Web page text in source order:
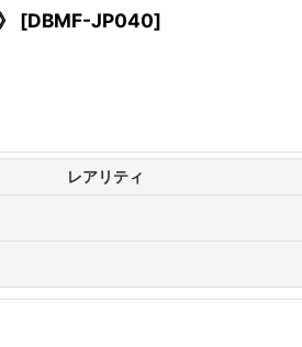
[DBMF-JP040]
レアリティ